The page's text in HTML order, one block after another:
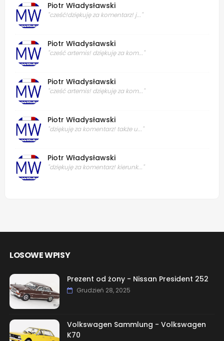
Piotr Władysławski
"cześć!dziękuję za komentarz! j..."
Piotr Władysławski
"cześć artemis! dziękuję za kom..."
Piotr Władysławski
"cześć artemis! dziękuję za kom..."
Piotr Władysławski
"dziękuję za komentarz! także u..."
Piotr Władysławski
"dziękuję za komentarz! kierunk..."
LOSOWE WPISY
Prezent od żony - Nissan President 252
Grudzień 28, 2025
Volkswagen Sammlung - Volkswagen
K70